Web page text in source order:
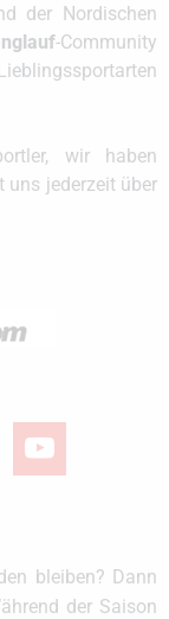
der Nordischen
-Community
wir haben
uns jederzeit über
youtube
bleiben? Dann
der Saison